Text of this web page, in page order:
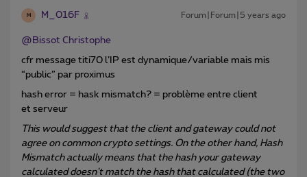
M M_016F Forum|Forum|5 years ago
@Bissot Christophe
cfr message titi70 l’IP est dynamique/variable mais mis
“public” par proximus
hash error = hask mismatch? = problème entre client
et serveur
This would suggest that the client and gateway could not
agree on common crypto settings. On the other hand, Hash
Mismatch actually means that the hash your gateway
calculated doesn't match the hash that calculated (the two